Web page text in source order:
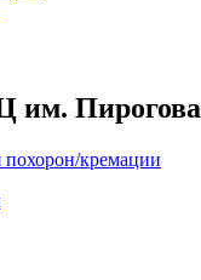
Пирогова
похорон/кремации